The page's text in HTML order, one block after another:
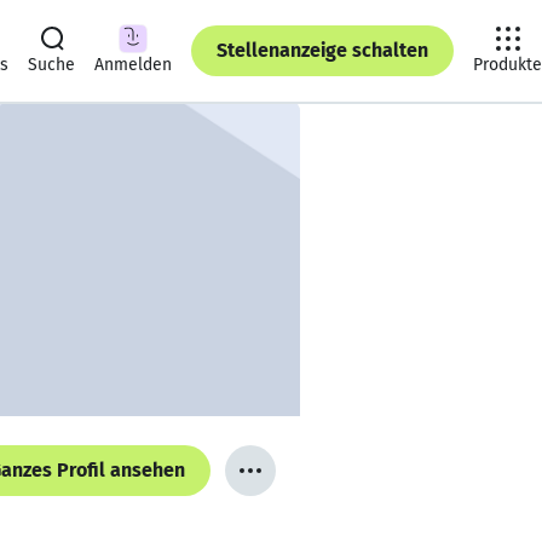
Suche Anmelden
Stellenanzeige schalten
Produkte
Profil ansehen